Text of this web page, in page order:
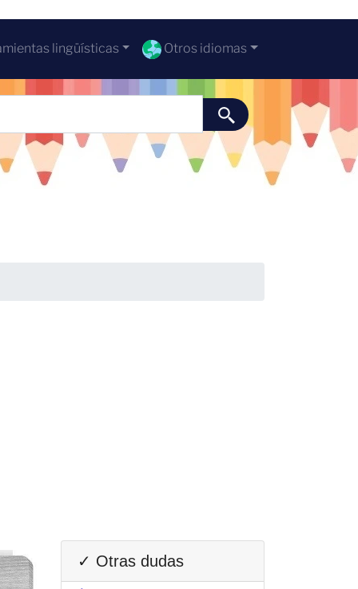
lingüísticas Otros idiomas
✓ Otras dudas